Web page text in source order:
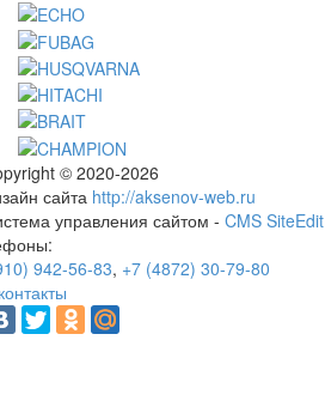
© 2020-2026
сайта http://aksenov-web.ru
управления сайтом - CMS SiteEdit
942-56-83, +7 (4872) 30-79-80